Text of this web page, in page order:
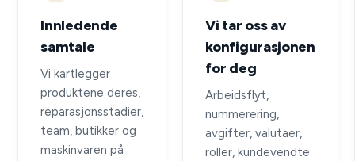
Innledende
samtale
Vi kartlegger
produktene deres,
reparasjonsstadier,
team, butikker og
maskinvaren på
Vi tar oss av
konfigurasjonen
for deg
Arbeidsflyt,
nummerering,
avgifter, valutaer,
roller, kundevendte